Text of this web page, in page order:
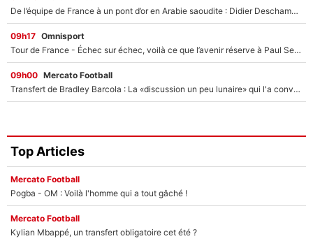
De l’équipe de France à un pont d’or en Arabie saoudite : Didier Deschamps a donné sa réponse !
09h17 Omnisport
Tour de France - Échec sur échec, voilà ce que l’avenir réserve à Paul Seixas : «Tant qu’il y aura un Pogacar comme celui-là...»
09h00 Mercato Football
Transfert de Bradley Barcola : La «discussion un peu lunaire» qui l'a convaincu de quitter le PSG, son entourage est pointé du doigt
Top Articles
Mercato Football
Pogba - OM : Voilà l'homme qui a tout gâché !
Mercato Football
Kylian Mbappé, un transfert obligatoire cet été ?